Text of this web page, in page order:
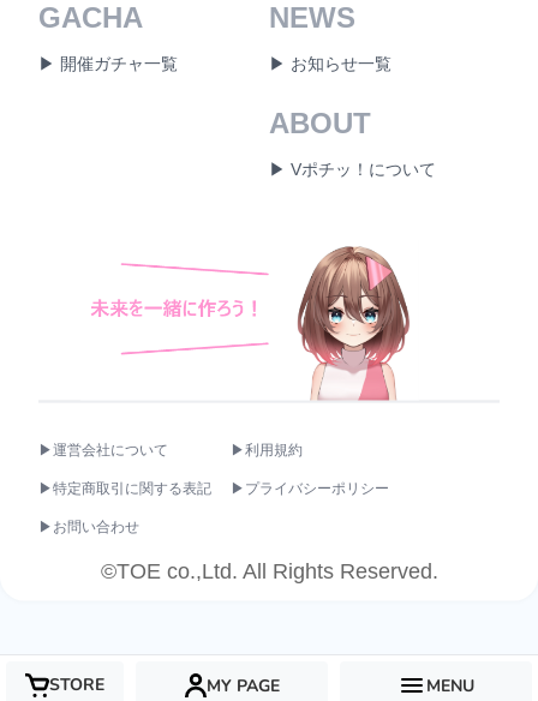
STORE MY PAGE MENU
GACHA
▶ 開催ガチャ一覧
NEWS
▶ お知らせ一覧
ABOUT
▶ Vポチッ！について
▶運営会社について ▶利用規約
▶特定商取引に関する表記 ▶プライバシーポリシー
▶お問い合わせ
©TOE co.,Ltd. All Rights Reserved.